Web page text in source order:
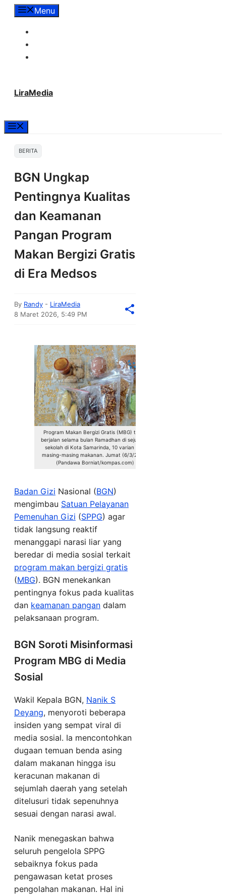
LangsungMenu
LiraMedia
BERITA
BGN Ungkap
Pentingnya Kualitas
dan Keamanan
Pangan Program
Makan Bergizi Gratis
di Era Medsos
By Randy - LiraMedia
8 Maret 2026, 5:49 PM
Program Makan Bergizi Gratis (MBG) tetap
berjalan selama bulan Ramadhan di sejumlah
sekolah di Kota Samarinda, 10 varian dari
masing-masing makanan. Jumat (6/3/2026)
(Pandawa Borniat/kompas.com)
Badan Gizi Nasional (BGN)
mengimbau Satuan Pelayanan
Pemenuhan Gizi (SPPG) agar
tidak langsung reaktif
menanggapi narasi liar yang
beredar di media sosial terkait
program makan bergizi gratis
(MBG). BGN menekankan
pentingnya fokus pada kualitas
dan keamanan pangan dalam
pelaksanaan program.
BGN Soroti Misinformasi
Program MBG di Media
Sosial
Wakil Kepala BGN, Nanik S
Deyang, menyoroti beberapa
insiden yang sempat viral di
media sosial. Ia mencontohkan
dugaan temuan benda asing
dalam makanan hingga isu
keracunan makanan di
sejumlah daerah yang setelah
ditelusuri tidak sepenuhnya
sesuai dengan narasi awal.
Nanik menegaskan bahwa
seluruh pengelola SPPG
sebaiknya fokus pada
pengawasan ketat proses
pengolahan makanan. Hal ini